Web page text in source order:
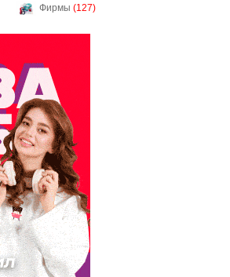
Фирмы (127)